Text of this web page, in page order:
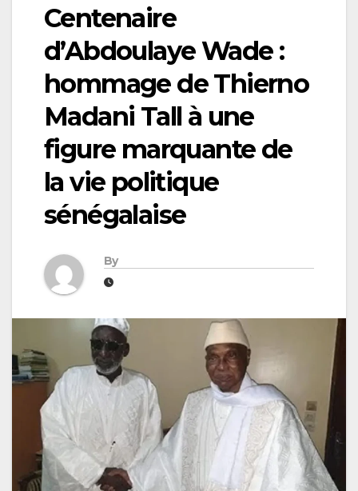
Centenaire
d’Abdoulaye Wade :
hommage de Thierno
Madani Tall à une
figure marquante de
la vie politique
sénégalaise
By